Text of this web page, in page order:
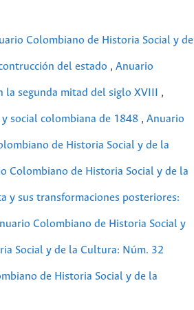
Colombiano de Historia Social y de
del estado , Anuario
la segunda mitad del siglo XVIII ,
social colombiana de 1848 , Anuario
de Historia Social y de la
Colombiano de Historia Social y de la
y sus transformaciones posteriores:
Colombiano de Historia Social y
Social y de la Cultura: Núm. 32
de Historia Social y de la